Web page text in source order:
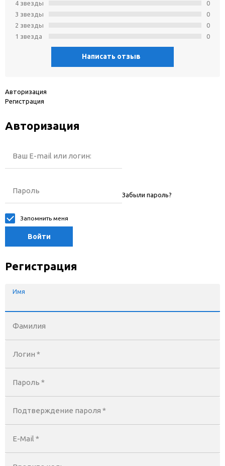
4 звeзды
3 звeзды
2 звeзды
1 звeзда
0
0
0
0
Написать отзыв
Авторизация
Регистрация
Авторизация
Ваш E-mail или логин:
Пароль Забыли пароль?
Запомнить меня
Войти
Регистрация
Имя
Фамилия
Логин *
Пароль *
Подтверждение пароля *
E-Mail *